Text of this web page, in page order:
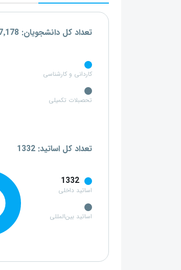
تعداد کل دانشجویان: 17٬178
کاردانی و کارشناسی
تحصبلات تکمیلی
تعداد کل اساتید: 1332
1332
اساتید داخلی
اساتید بین‌المللی